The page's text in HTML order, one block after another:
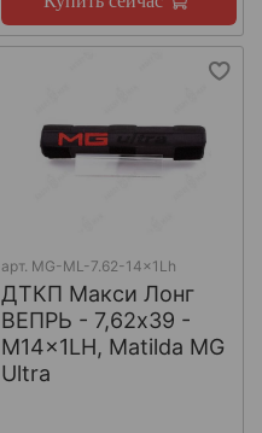
арт. MG-ML-7.62-14x1Lh
ДТКП Макси Лонг
ВЕПРЬ - 7,62x39 -
M14x1LH, Matilda MG
Ultra